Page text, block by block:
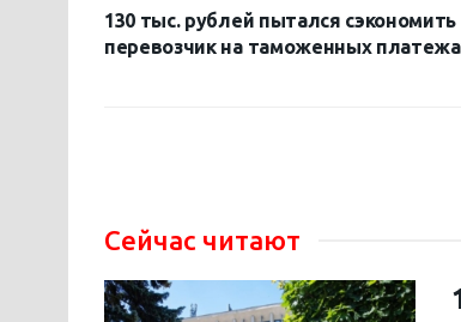
130 тыс. рублей пытался сэкономить
перевозчик на таможенных
Сейчас читают